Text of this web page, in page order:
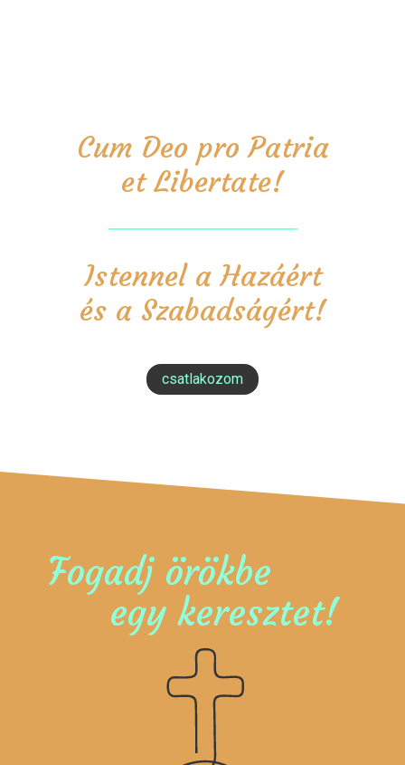
Cum Deo pro Patria
et Libertate!
Istennel a Hazáért
és a Szabadságért!
csatlakozom
Fogadj örökbe
egy keresztet!